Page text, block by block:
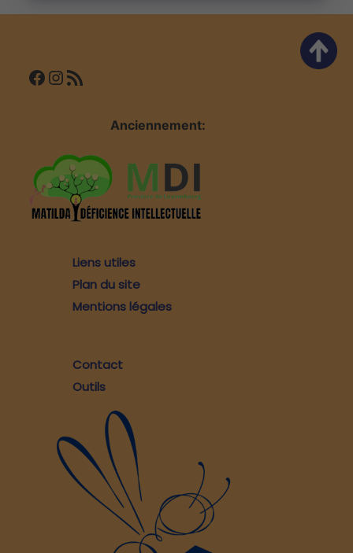
l’article
Facebook InstagramFlux RSS
Anciennement:
Liens utiles
Plan du site
Mentions légales
Contact
Outils